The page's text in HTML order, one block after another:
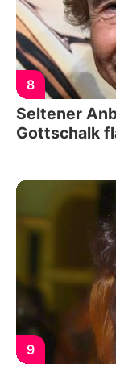
8
Seltener
Gottschalk
9